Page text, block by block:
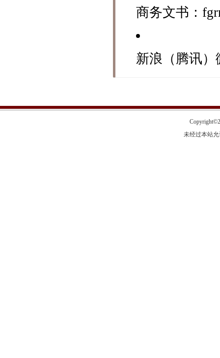
商务文书：
新浪（腾讯）
未经过本站